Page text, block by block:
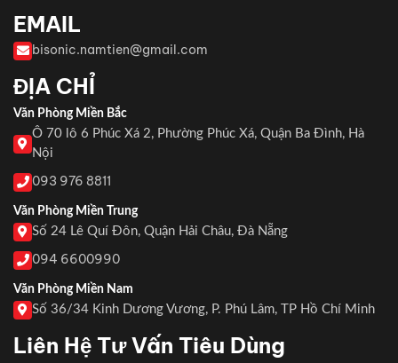
EMAIL
bisonic.namtien@gmail.com
ĐỊA CHỈ
Văn Phòng Miền Bắc
Ô 70 lô 6 Phúc Xá 2, Phường Phúc Xá, Quận Ba Đình, Hà
Nội
093 976 8811
Văn Phòng Miền Trung
Số 24 Lê Quí Đôn, Quận Hải Châu, Đà Nẵng
094 6600990
Văn Phòng Miền Nam
Số 36/34 Kinh Dương Vương, P. Phú Lâm, TP Hồ Chí Minh
Liên Hệ Tư Vấn Tiêu Dùng